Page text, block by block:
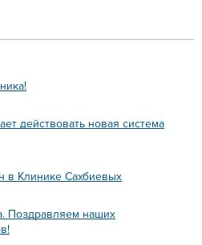
действовать новая система
в Клинике Сахбиевых
Поздравляем наших